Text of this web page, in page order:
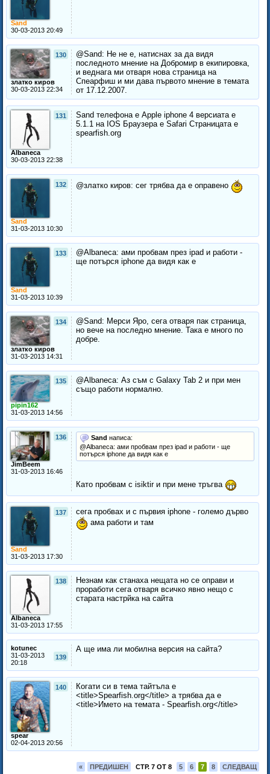
Sand
30-03-2013 20:49
130
златко киров
30-03-2013 22:34
@Sand: Не не е, натиснах за да видя
последното мнение на Добромир в екипировка,
и веднага ми отваря нова страница на
Спеарфиш и ми дава първото мнение в темата
от 17.12.2007.
131
Albaneca
30-03-2013 22:38
Sand телефона е Apple iphone 4 версиата е
5.1.1 на IOS Браузера е Safari Страницата е
spearfish.org
132
Sand
31-03-2013 10:30
@златко киров: сег трябва да е оправено
133
Sand
31-03-2013 10:39
@Albaneca: ами пробвам през ipad и работи -
ще потърся iphone да видя как е
134
златко киров
31-03-2013 14:31
@Sand: Мерси Яро, сега отваря пак страница,
но вече на последно мнение. Така е много по
добре.
135
pipin162
31-03-2013 14:56
@Albaneca: Аз съм с Galaxy Tab 2 и при мен
също работи нормално.
136
JimBeem
31-03-2013 16:46
Sand написа:
@Albaneca: ами пробвам през ipad и работи - ще
потърся iphone да видя как е
Като пробвам с isiktir и при мене тръгва
137
Sand
31-03-2013 17:30
сега пробвах и с първия iphone - големо дърво
ама работи и там
138
Albaneca
31-03-2013 17:55
Незнам как станаха нещата но се оправи и
проработи сега отваря всичко явно нещо с
старата настрйка на сайта
kotunec
139
31-03-2013
20:18
А ще има ли мобилна версия на сайта?
140
spear
02-04-2013 20:56
Когати си в тема тайтъла е
<title>Spearfish.org</title> а трябва да е
<title>Името на темата - Spearfish.org</title>
« ПРЕДИШЕН СТР. 7 ОТ 8 5 6 7 8 СЛЕДВАЩ